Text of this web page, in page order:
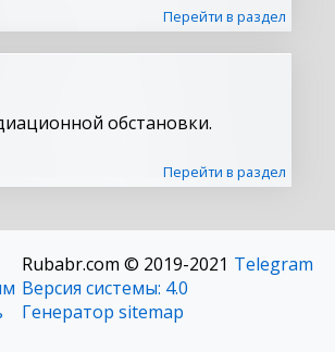
Перейти в раздел
обстановки.
Перейти в раздел
Rubabr.com © 2019-2021
Версия системы: 4.0
Генератор sitemap
Telegram